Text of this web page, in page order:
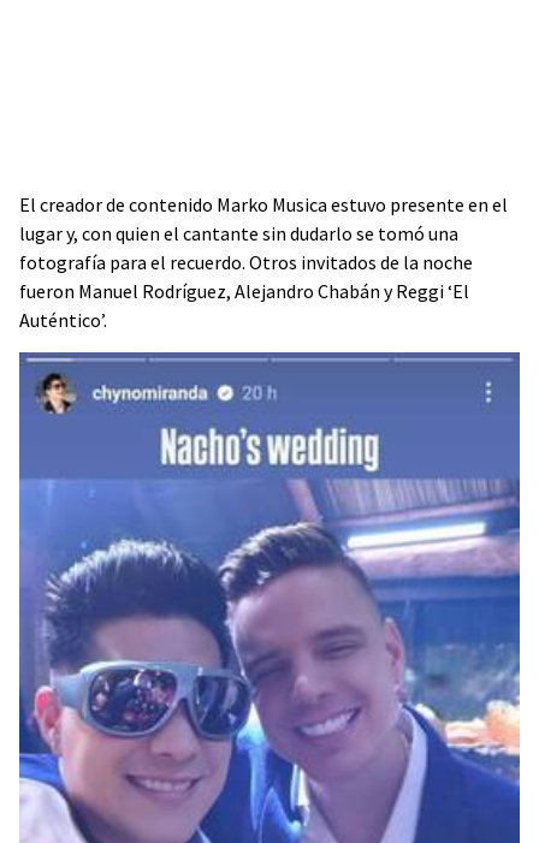
El creador de contenido Marko Musica estuvo presente en el
lugar y, con quien el cantante sin dudarlo se tomó una
fotografía para el recuerdo. Otros invitados de la noche
fueron Manuel Rodríguez, Alejandro Chabán y Reggi ‘El
Auténtico’.